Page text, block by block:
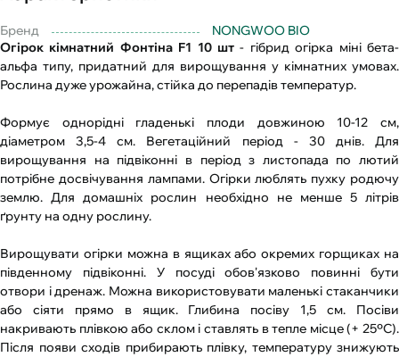
Бренд
NONGWOO BIO
Огірок кімнатний Фонтіна F1 10 шт - гібрид огірка міні бета-
альфа типу, придатний для вирощування у кімнатних умовах.
Рослина дуже урожайна, стійка до перепадів температур.
Формує однорідні гладенькі плоди довжиною 10-12 см,
діаметром 3,5-4 см. Вегетаційний період - 30 днів. Для
вирощування на підвіконні в період з листопада по лютий
потрібне досвічування лампами. Огірки люблять пухку родючу
землю. Для домашніх рослин необхідно не менше 5 літрів
ґрунту на одну рослину.
Вирощувати огірки можна в ящиках або окремих горщиках на
південному підвіконні. У посуді обов'язково повинні бути
отвори і дренаж. Можна використовувати маленькі стаканчики
або сіяти прямо в ящик. Глибина посіву 1,5 см. Посіви
накривають плівкою або склом і ставлять в тепле місце (+ 25ºС).
Після появи сходів прибирають плівку, температуру знижують